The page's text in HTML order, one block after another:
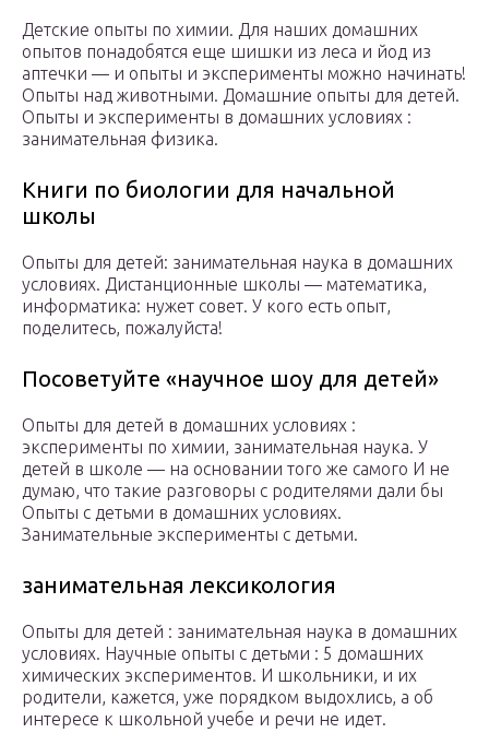
Детские опыты по химии. Для наших домашних
опытов понадобятся еще шишки из леса и йод из
аптечки — и опыты и эксперименты можно начинать!
Опыты над животными. Домашние опыты для детей.
Опыты и эксперименты в домашних условиях :
занимательная физика.
Книги по биологии для начальной
школы
Опыты для детей: занимательная наука в домашних
условиях. Дистанционные школы — математика,
информатика: нужет совет. У кого есть опыт,
поделитесь, пожалуйста!
Посоветуйте «научное шоу для детей»
Опыты для детей в домашних условиях :
эксперименты по химии, занимательная наука. У
детей в школе — на основании того же самого И не
думаю, что такие разговоры с родителями дали бы
Опыты с детьми в домашних условиях.
Занимательные эксперименты с детьми.
занимательная лексикология
Опыты для детей : занимательная наука в домашних
условиях. Научные опыты с детьми : 5 домашних
химических экспериментов. И школьники, и их
родители, кажется, уже порядком выдохлись, а об
интересе к школьной учебе и речи не идет.